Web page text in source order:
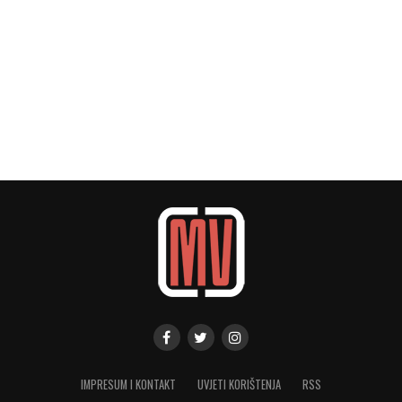
IMPRESUM I KONTAKT UVJETI KORIŠTENJA RSS